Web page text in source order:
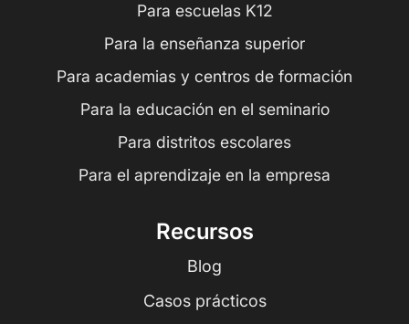
Para escuelas K12
Para la enseñanza superior
Para academias y centros de formación
Para la educación en el seminario
Para distritos escolares
Para el aprendizaje en la empresa
Recursos
Blog
Casos prácticos